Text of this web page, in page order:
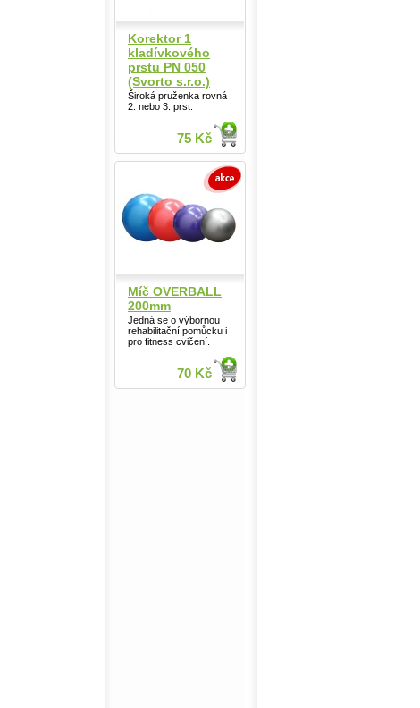
Korektor 1
kladívkového
prstu PN 050
(Svorto s.r.o.)
Široká pruženka rovná
2. nebo 3. prst.
75 Kč
Míč OVERBALL
200mm
Jedná se o výbornou
rehabilitační pomůcku i
pro fitness cvičení.
70 Kč